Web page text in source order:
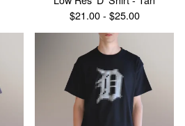
$21.00 - $25.00